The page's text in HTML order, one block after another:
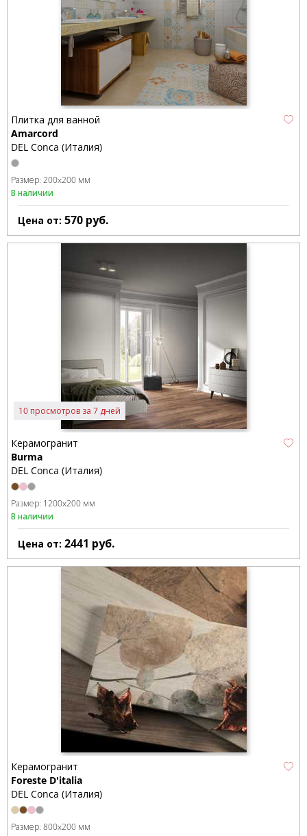
Плитка для ванной
Amarcord
DEL Conca (Италия)
Размер: 200x200 мм
В наличии
Цена от: 570 руб.
10 просмотров за 7 дней
Керамогранит
Burma
DEL Conca (Италия)
Размер: 1200x200 мм
В наличии
Цена от: 2441 руб.
Керамогранит
Foreste D'italia
DEL Conca (Италия)
Размер: 800x200 мм